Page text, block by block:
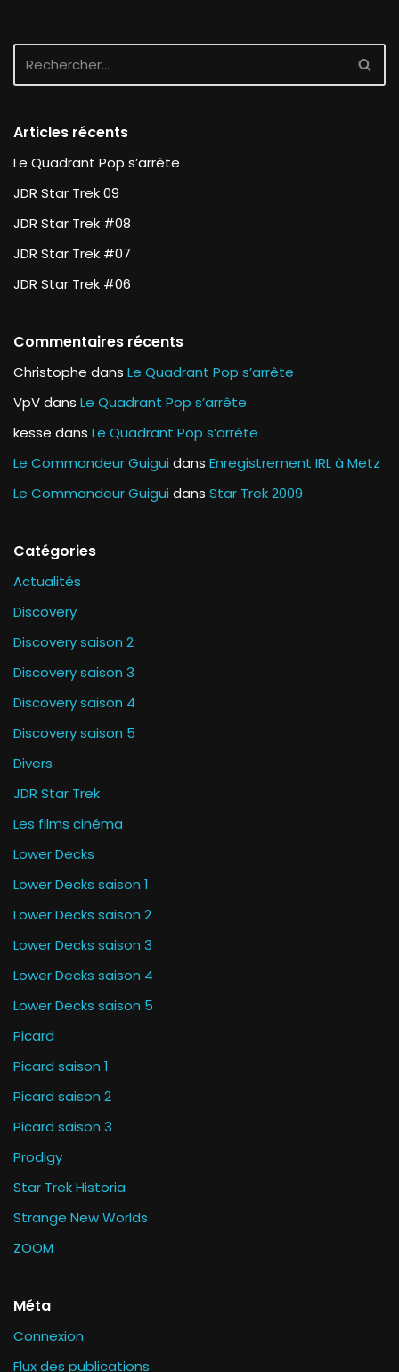
Articles récents
Le Quadrant Pop s’arrête
JDR Star Trek 09
JDR Star Trek #08
JDR Star Trek #07
JDR Star Trek #06
Commentaires récents
Christophe dans Le Quadrant Pop s’arrête
VpVdans Le Quadrant Pop s’arrête
kesse dans Le Quadrant Pop s’arrête
Le Commandeur Guigui dans Enregistrement IRL à Metz
Le Commandeur Guigui dans Star Trek 2009
Catégories
Actualités
Discovery
Discovery saison 2
Discovery saison 3
Discovery saison 4
Discovery saison 5
Divers
JDR Star Trek
Les films cinéma
Lower Decks
Lower Decks saison 1
Lower Decks saison 2
Lower Decks saison 3
Lower Decks saison 4
Lower Decks saison 5
Picard
Picard saison 1
Picard saison 2
Picard saison 3
Prodigy
Star Trek Historia
Strange New Worlds
ZOOM
Méta
Connexion
Flux des publications